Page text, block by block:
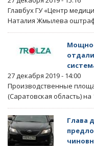
Главбух ГУ «Центр
Наталия Жмылева
27 декабря 2019 - 14:00
Производственные
(Саратовская область) на
Глава